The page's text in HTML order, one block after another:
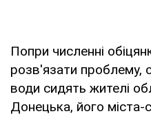
Попри численні
розв'язати проблему,
води сидять жителі
Донецька, його міста-